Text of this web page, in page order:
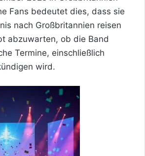
Fans bedeutet dies, dass sie
nach Großbritannien reisen
abzuwarten, ob die Band
Termine, einschließlich
wird.